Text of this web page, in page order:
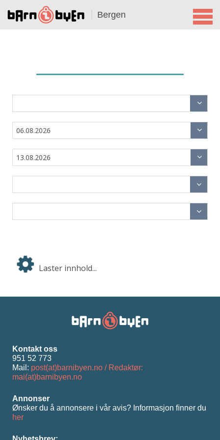
Bergen
Laster innhold...
Kontakt oss
951 52 773
Mail: post(at)barnibyen.no / Redaktør:
mai(at)barnibyen.no
Annonser
Ønsker du å annonsere i vår avis? Informasjon ﬁnner du
her